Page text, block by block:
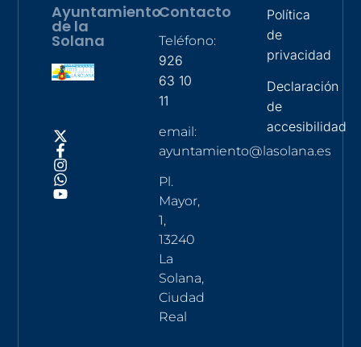
Ayuntamiento
de la
Solana
Contacto
Teléfono:
926
63 10
11
email:
ayuntamiento@lasolana.es
Pl.
Mayor,
1,
13240
La
Solana,
Ciudad
Real
Política
de
privacidad
Declaración
de
accesibilidad